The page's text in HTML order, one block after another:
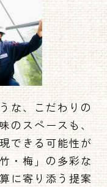
な、こだわりの
のスペースも、
できる可能性が
・梅」の多彩な
に寄り添う提案